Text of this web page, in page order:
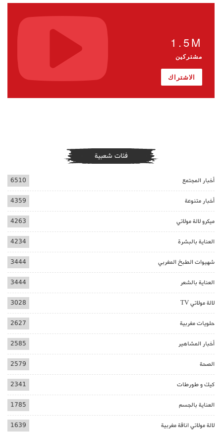
1.5M
مشتركين
الاشتراك
فئات شعبية
أخبار المجتمع 6510
أخبار متنوعة 4359
ميكرو لالة مولاتي 4263
العناية بالبشرة 4234
شهيوات الطبخ المغربي 3444
العناية بالشعر 3444
لالة مولاتي TV 3028
حلويات مغربية 2627
أخبار المشاهير 2585
الصحة 2579
كيك و طورطات 2341
العناية بالجسم 1785
لالة مولاتي اناقة مغربية 1639